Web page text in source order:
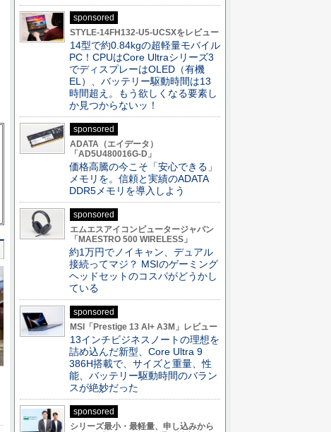
sponsored
STYLE-14FH132-U5-UCSXをレビュー
14型で約0.84kgの超軽量モバイル
PC！CPUはCore Ultraシリーズ3
でディスプレーはOLED（有機
EL）、バッテリー駆動時間は13
時間超え。もう欲しくなる要素し
か見つからないッ！
sponsored
ADATA（エイデータ）
「AD5U480016G-D」
価格高騰の今こそ「安心できる」
メモリを。信頼と実績のADATA
DDR5メモリを導入しよう
sponsored
エムエスアイコンピュータージャパン
「MAESTRO 500 WIRELESS」
約1万円でノイキャン、デュアル
接続ってマジ？ MSIのゲーミング
ヘッドセットのコスパがどうかし
ている
sponsored
MSI「Prestige 13 AI+ A3M」レビュー
13インチビジネスノートの理想を
詰め込んだ新型、Core Ultra 9
386H搭載で、サイズと重量、性
能、バッテリー駆動時間のバラン
スが絶妙だった
sponsored
シリーズ最小・最軽量、申し込みから